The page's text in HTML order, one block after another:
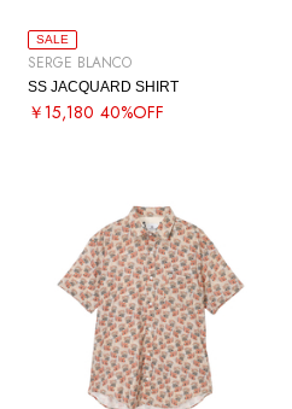
SALE
SERGE BLANCO
SS JACQUARD SHIRT
￥15,180 40%OFF